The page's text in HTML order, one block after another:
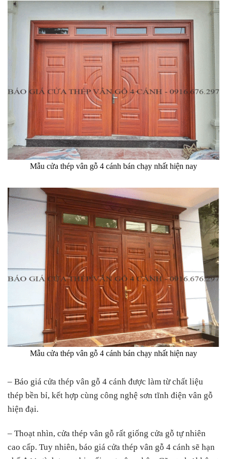
Mẫu cửa thép vân gỗ 4 cánh bán chạy nhất hiện nay
Mẫu cửa thép vân gỗ 4 cánh bán chạy nhất hiện nay
– Báo giá cửa thép vân gỗ 4 cánh được làm từ chất liệu
thép bền bỉ, kết hợp cùng công nghệ sơn tĩnh điện vân gỗ
hiện đại.
– Thoạt nhìn, cửa thép vân gỗ rất giống cửa gỗ tự nhiên
cao cấp. Tuy nhiên, báo giá cửa thép vân gỗ 4 cánh sẽ hạn